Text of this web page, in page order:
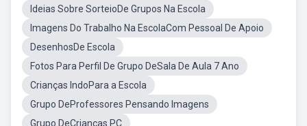
Ideias Sobre SorteioDe Grupos Na Escola
Imagens Do Trabalho Na EscolaCom Pessoal De Apoio
DesenhosDe Escola
Fotos Para Perfil De Grupo DeSala De Aula 7 Ano
Crianças IndoPara a Escola
Grupo DeProfessores Pensando Imagens
Grupo DeCriancas PC